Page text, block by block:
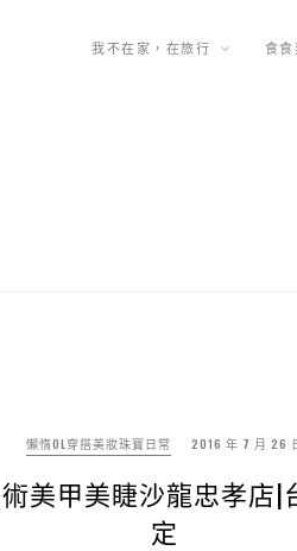
我不在家，在旅行 食
懶惰OL穿搭美妝珠寶日常 2016 年 7 月 26
術美甲美睫沙龍忠孝
定